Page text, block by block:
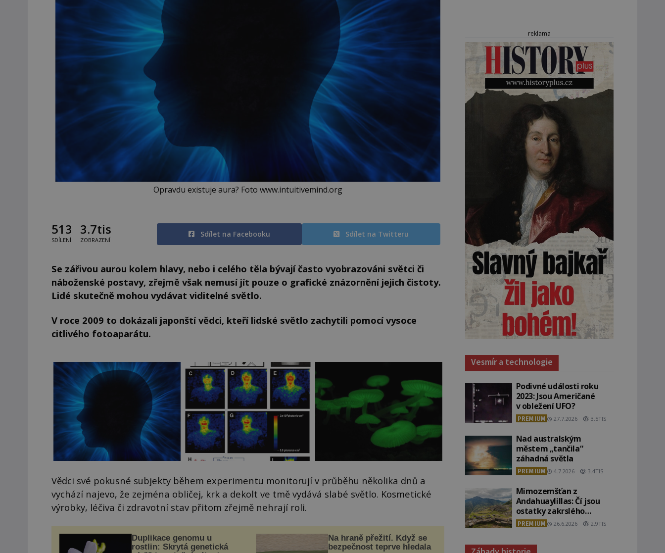
Opravdu existuje aura? Foto www.intuitivemind.org
513
SDÍLENÍ
3.7tis
ZOBRAZENÍ
Sdílet na Facebooku Sdílet na Twitteru
Se zářivou aurou kolem hlavy, nebo i celého těla bývají často vyobrazováni světci či
náboženské postavy, zřejmě však nemusí jít pouze o grafické znázornění jejich čistoty.
Lidé skutečně mohou vydávat viditelné světlo.
V roce 2009 to dokázali japonští vědci, kteří lidské světlo zachytili pomocí vysoce
citlivého fotoaparátu.
Vědci své pokusné subjekty během experimentu monitorují v průběhu několika dnů a
vychází najevo, že zejména obličej, krk a dekolt ve tmě vydává slabé světlo. Kosmetické
výrobky, léčiva či zdravotní stav přitom zřejmě nehrají roli.
Duplikace genomu u
rostlin: Skrytá genetická
Na hraně přežití. Když se
bezpečnost teprve hledala
reklama
Vesmír a technologie
Podivné události roku
2023: Jsou Američané
v obležení UFO?
PREMIUM 27.7.2026 3.5TIS
Nad australským
městem „tančila“
záhadná světla
PREMIUM 4.7.2026 3.4TIS
Mimozemšťan z
Andahuaylillas: Čí jsou
ostatky zakrslého
stvoření s ohromnou
lebkou?
PREMIUM 26.6.2026 2.9TIS